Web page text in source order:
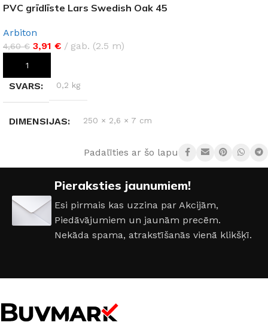
PVC grīdlīste Lars Swedish Oak 45
Arbiton
4,60€ 3,91 € gab. (2.5 m)
PIEVIENOT GROZAM
SVARS 0,2 kg
DIMENSIJAS 250 × 2,6 × 7 cm
Arbiton
MATERIĀLS PVC
Padalīties ar šo lapu:
Pieraksties jaunumiem!
Esi pirmais kas uzzina par Akcijām,
Piedāvājumiem un jaunām precēm.
Nekāda spama, atrakstīšanās vienā klikšķī.